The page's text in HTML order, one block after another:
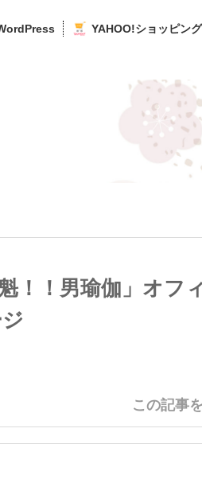
YAHOO!ショッピング
！！男瑜伽」オフィ
この記事